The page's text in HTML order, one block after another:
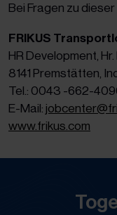
Bei Fragen zu
FRIKUS
HR Development,
8141 Premstätten,
Tel.: 0043 -662-
E-Mail:
www.frikus.com